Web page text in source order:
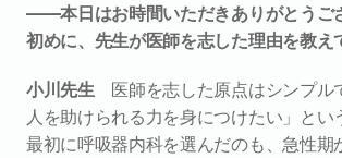
――本日はお時間いただきありがとうご
初めに、先生が医師を志した理由を教え
小川先生 医師を志した原点はシンプル
人を助けられる力を身につけたい」とい
最初に呼吸器内科を選んだのも、急性期